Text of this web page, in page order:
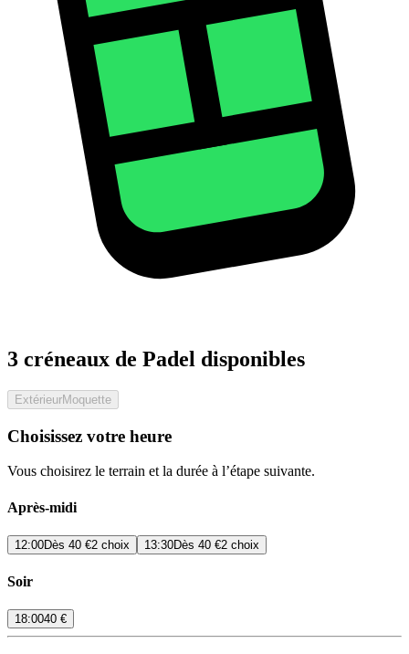
3 créneaux de Padel disponibles
ExtérieurMoquette
Choisissez votre heure
Vous choisirez le terrain et la durée à l’étape suivante.
Après-midi
12:00Dès 40 €2 choix 13:30Dès 40 €2 choix
Soir
18:0040 €